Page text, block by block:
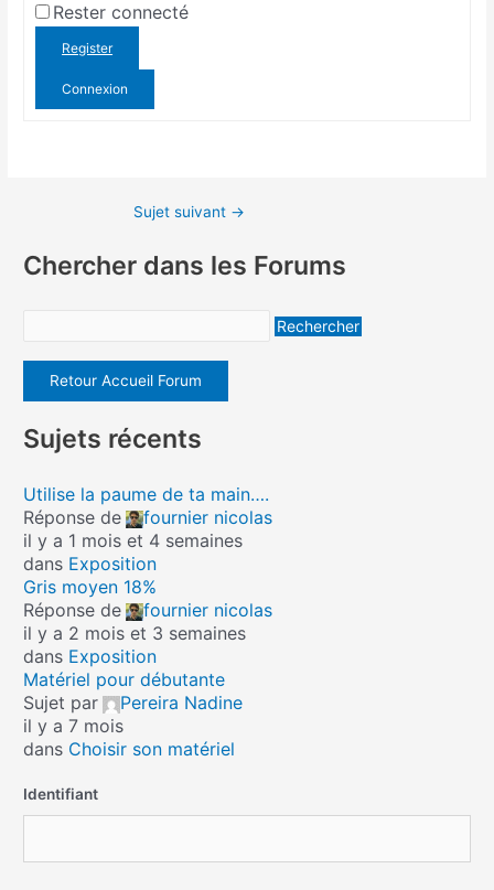
Rester connecté
Register
Connexion
Sujet suivant →
Chercher dans les Forums
Retour Accueil Forum
Sujets récents
Utilise la paume de ta main….
Réponse de
fournier nicolas
il y a 1 mois et 4 semaines
dans Exposition
Gris moyen 18%
Réponse de
fournier nicolas
il y a 2 mois et 3 semaines
dans Exposition
Matériel pour débutante
Sujet par
Pereira Nadine
il y a 7 mois
dans Choisir son matériel
Identifiant